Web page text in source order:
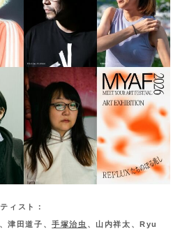
ィスト：
津⽥道⼦、⼿塚治⾍ 、⼭内祥太、Ryu